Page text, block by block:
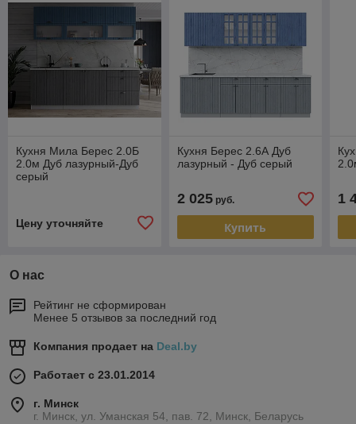
Кухня Мила Берес 2.0Б
2.0м Дуб лазурный-Дуб
серый
Цену уточняйте
Кухня Берес 2.6А Дуб
лазурный - Дуб серый
2 025руб.
Купить
1
О нас
Рейтинг не сформирован
Менее 5 отзывов за последний год
Компания продает на Deal.by
Работает с 23.01.2014
г. Минск
г. Минск, ул. Уманская 54, пав. 72, Минск, Беларусь